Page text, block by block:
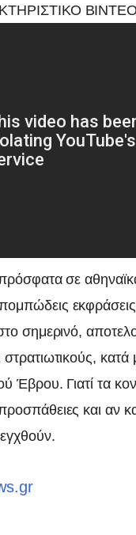
ΒΙΝΤΕΟ
σε
σημερινό,
στρατιωτικούς,
Έβρου. Γιατί τα
και αν